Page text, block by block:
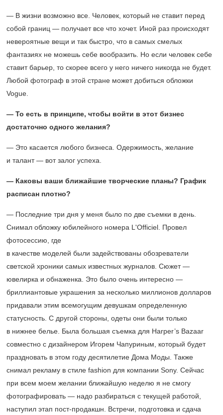
— В жизни возможно все. Человек, который не ставит перед
собой границ — получает все что хочет. Иной раз происходят
невероятные вещи и так быстро, что в самых смелых
фантазиях не можешь себе вообразить. Но если человек себе
ставит барьер, то скорее всего у него ничего никогда не будет.
Любой фотограф в этой стране может добиться обложки
Vogue.
— То есть в принципе, чтобы войти в этот бизнес
достаточно одного желания?
— Это касается любого бизнеса. Одержимость, желание
и талант — вот залог успеха.
— Каковы ваши ближайшие творческие планы? График
расписан плотно?
— Последние три дня у меня было по две съемки в день.
Снимал обложку юбилейного номера L'Officiel. Провел
фотосессию, где
в качестве моделей были задействованы обозреватели
светской хроники самых известных журналов. Сюжет —
ювелирка и обнаженка. Это было очень интересно —
бриллиантовые украшения за несколько миллионов долларов
придавали этим всемогущим девушкам определенную
статусность. С другой стороны, одеты они были только
в нижнее белье. Была большая съемка для Harper’s Bazaar
совместно с дизайнером Игорем Чапуриным, который будет
праздновать в этом году десятилетие Дома Моды. Также
снимал рекламу в стиле fashion для компании Sony. Сейчас
при всем моем желании ближайшую неделю я не смогу
фотографировать — надо разбираться с текущей работой,
наступил этап пост-продакшн. Встречи, подготовка и сдача